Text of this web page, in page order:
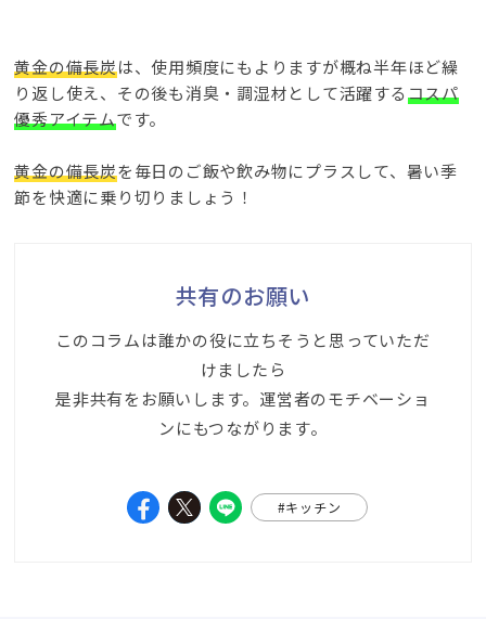
黄金の備長炭は、使用頻度にもよりますが概ね半年ほど繰
り返し使え、その後も消臭・調湿材として活躍するコスパ
優秀アイテムです。
黄金の備長炭を毎日のご飯や飲み物にプラスして、暑い季
節を快適に乗り切りましょう！
共有のお願い
このコラムは誰かの役に立ちそうと思っていただ
けましたら
是非共有をお願いします。運営者のモチベーショ
ンにもつながります。
#キッチン